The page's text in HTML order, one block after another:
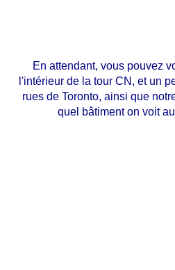
En attendant, vous pouvez
l'intérieur de la tour CN, et un
rues de Toronto, ainsi que
quel bâtiment on voit